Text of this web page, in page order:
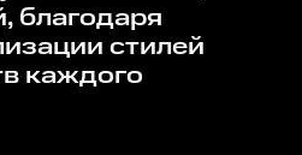
благодаря
стилей
каждого